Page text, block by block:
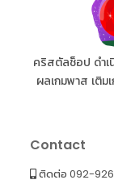
คริสตัลช็อป ดำเ
ผลเกมพาส เติม
Contact
ติดต่อ 092-